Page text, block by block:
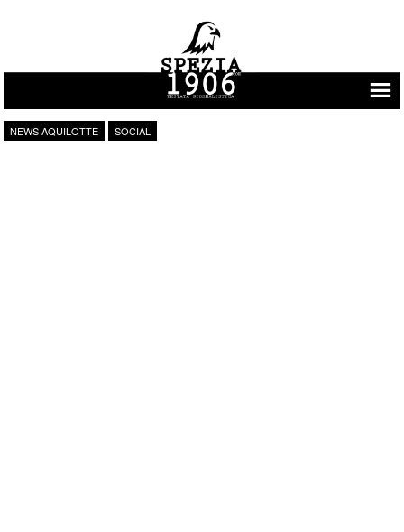
Vai al contenuto
NEWS AQUILOTTE SOCIAL